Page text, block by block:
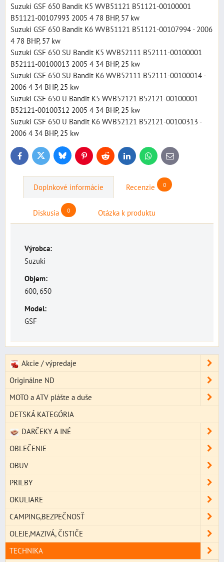
Suzuki GSF 650 Bandit K5 WVB51121 B51121-00100001
B51121-00107993 2005 4 78 BHP, 57 kw
Suzuki GSF 650 Bandit K6 WVB51121 B51121-00107994 - 2006
4 78 BHP, 57 kw
Suzuki GSF 650 SU Bandit K5 WVB52111 B52111-00100001
B52111-00100013 2005 4 34 BHP, 25 kw
Suzuki GSF 650 SU Bandit K6 WVB52111 B52111-00100014 -
2006 4 34 BHP, 25 kw
Suzuki GSF 650 U Bandit K5 WVB52121 B52121-00100001
B52121-00100312 2005 4 34 BHP, 25 kw
Suzuki GSF 650 U Bandit K6 WVB52121 B52121-00100313 -
2006 4 34 BHP, 25 kw
FacebookTwitter BlueskyPinterestReddit LinkedInWhatsApp
E-
mail
Doplnkové informácie Recenzie 0
Diskusia 0 Otázka k produktu
Výrobca:
Suzuki
Objem:
600, 650
Model:
GSF
Akcie / výpredaje
Originálne ND
MOTO a ATV plášte a duše
DETSKÁ KATEGÓRIA
DARČEKY A INÉ
OBLEČENIE
OBUV
PRILBY
OKULIARE
CAMPING,BEZPEČNOSŤ
OLEJE,MAZIVÁ, ČISTIČE
TECHNIKA